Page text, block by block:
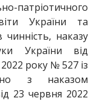
патріотичного
України та
наказу
України від
року № 527 із
з наказом
23 червня 2022